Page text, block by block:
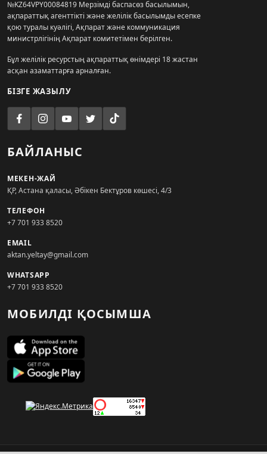
№KZ64VPY00084819 Мерзімді баспасөз басылымын,
ақпараттық агенттікті және желілік басылымды есепке
қою туралы куәлігі, Ақпарат және коммуникация
министрлігінің Ақпарат комитетімен берілген.
Бұл желілік ресурстың ақпараттық өнімдері 18 жастан
асқан азаматтарға арналған.
БІЗГЕ ЖАЗЫЛУ
БАЙЛАНЫС
МЕКЕН-ЖАЙ
ҚР, Астана қаласы, Әбікен Бектұров көшесі, 4/3
ТЕЛЕФОН
+7 701 933 8520
EMAIL
aktan.yeltay@gmail.com
WHATSAPP
+7 701 933 8520
МОБИЛДІ ҚОСЫМША